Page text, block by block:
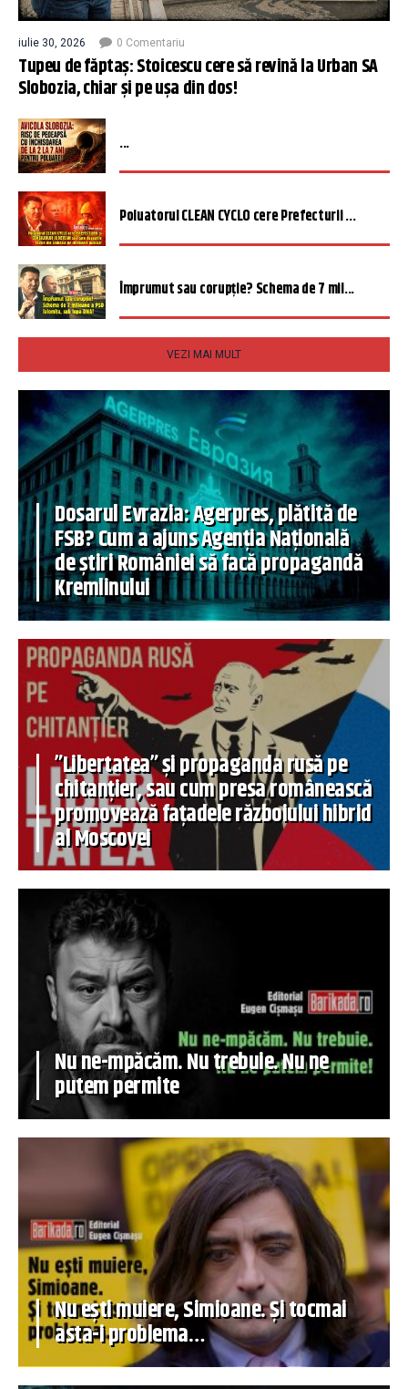
iulie 30, 2026 0 Comentariu
Tupeu de făptaș: Stoicescu cere să revină la Urban SA
Slobozia, chiar și pe ușa din dos!
...
Poluatorul CLEAN CYCLO cere Prefecturii ...
Împrumut sau corupție? Schema de 7 mil...
VEZI MAI MULT
Dosarul Evrazia: Agerpres, plătită de
FSB? Cum a ajuns Agenția Națională
de știri României să facă propagandă
Kremlinului
”Libertatea” și propaganda rusă pe
chitanțier, sau cum presa românească
promovează fațadele războiului hibrid
al Moscovei
Nu ne-mpăcăm. Nu trebuie. Nu ne
putem permite
Nu ești muiere, Simioane. Și tocmai
asta-i problema…